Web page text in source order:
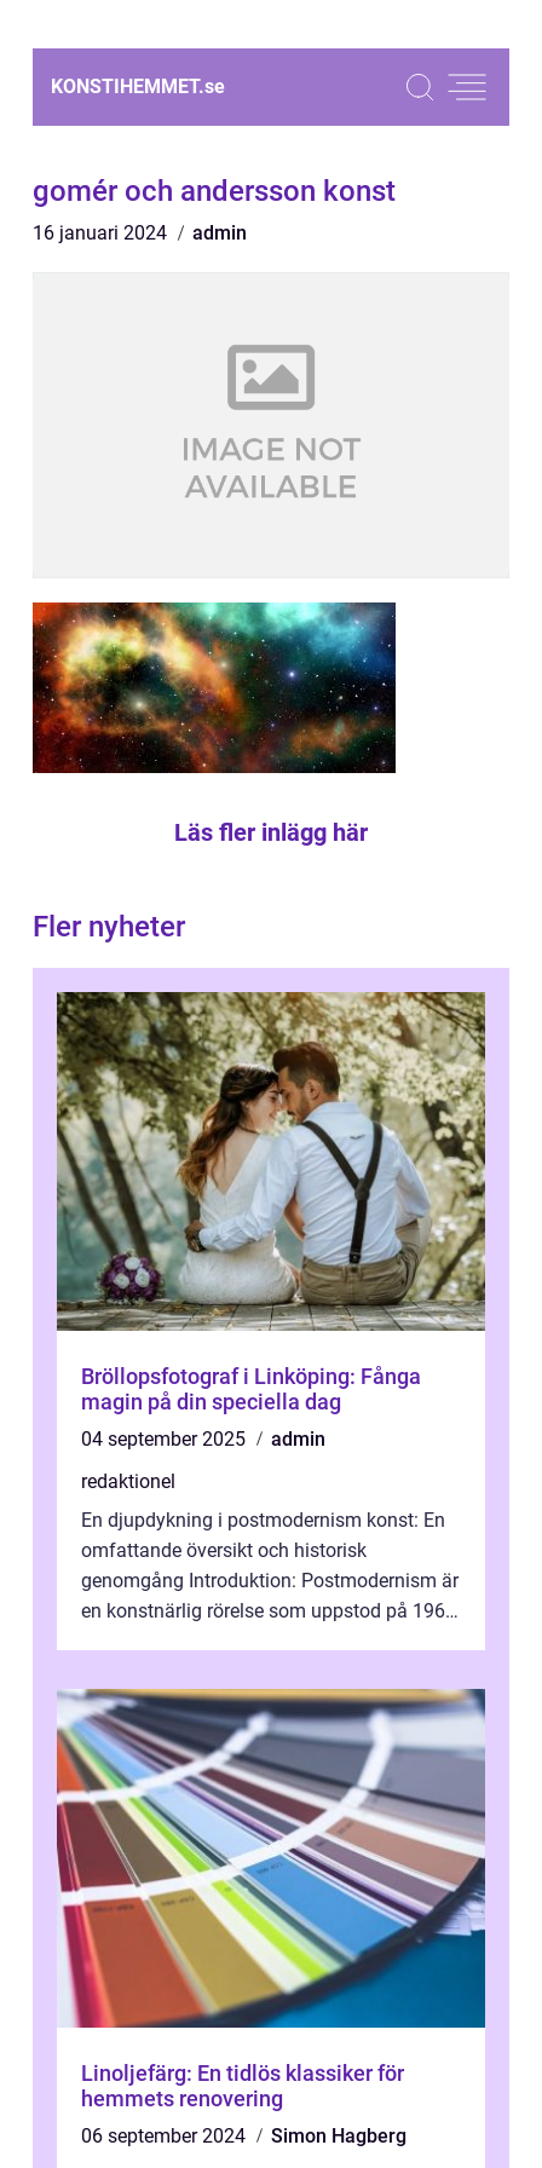
KONSTIHEMMET.se
gomér och andersson konst
16 januari 2024 admin
Läs fler inlägg här
Fler nyheter
Bröllopsfotograf i Linköping: Fånga
magin på din speciella dag
04 september 2025
admin
redaktionel
En djupdykning i postmodernism konst: En
omfattande översikt och historisk
genomgång Introduktion: Postmodernism är
en konstnärlig rörelse som uppstod på 1960-
Linoljefärg: En tidlös klassiker för
hemmets renovering
06 september 2024
Simon Hagberg